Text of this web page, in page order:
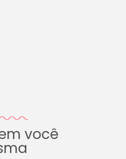
você